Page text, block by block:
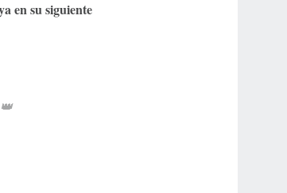
en su siguiente